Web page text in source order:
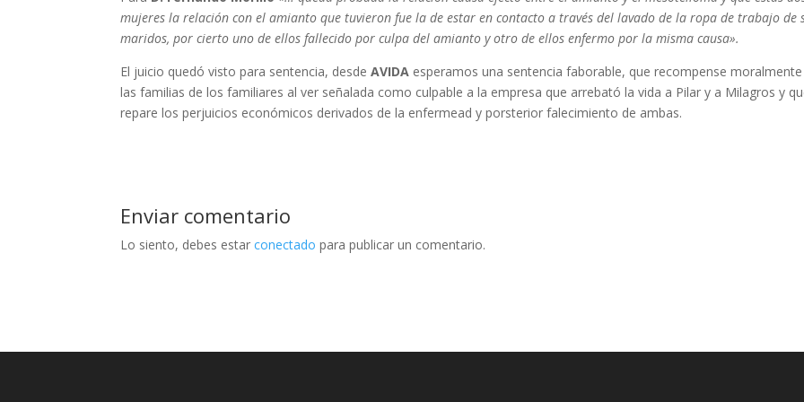
mujeres la relación con el amianto que tuvieron fue la de estar en contacto a través del lavado de la ropa de trabajo de
maridos, por cierto uno de ellos fallecido por culpa del amianto y otro de ellos enfermo por la misma causa».
El juicio quedó visto para sentencia, desdeAVIDA esperamos una sentencia faborable, que recompense moralmente
las familias de los familiares al ver señalada como culpable a la empresa que arrebató la vida a Pilar y a Milagros y
repare los perjuicios económicos derivados de la enfermead y porsterior falecimiento de ambas.
Enviar comentario
Lo siento, debes estarconectado para publicar un comentario.